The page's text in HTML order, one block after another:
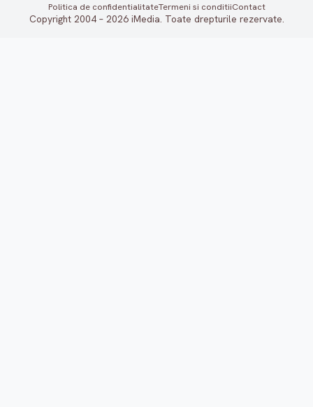
Politica de confidentialitateTermeni si conditiiContact
Copyright 2004 – 2026 iMedia. Toate drepturile rezervate.